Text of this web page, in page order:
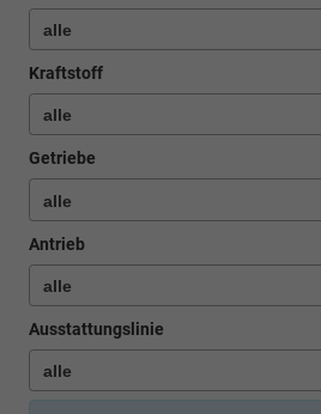
Kraftstoff
Getriebe
Antrieb
Ausstattungslinie